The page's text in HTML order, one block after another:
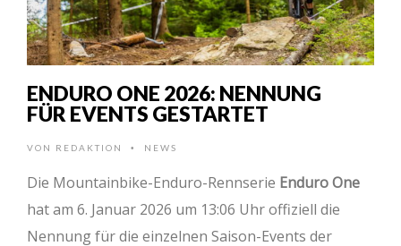
ENDURO ONE 2026: NENNUNG
FÜR EVENTS GESTARTET
VON REDAKTION • NEWS
Die Mountainbike-Enduro-Rennserie Enduro One
hat am 6. Januar 2026 um 13:06 Uhr offiziell die
Nennung für die einzelnen Saison-Events der